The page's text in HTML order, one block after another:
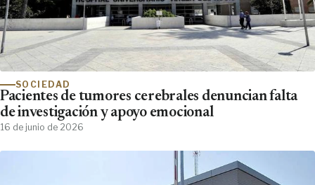
SOCIEDAD
Pacientes de tumores cerebrales denuncian falta
de investigación y apoyo emocional
16 de junio de 2026